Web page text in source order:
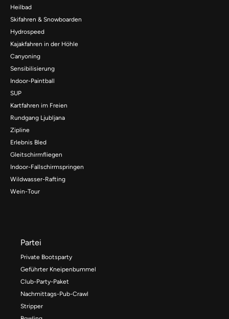
Heilbad
Skifahren & Snowboarden
Hydrospeed
Kajakfahren in der Höhle
Canyoning
Sensibilisierung
Indoor-Paintball
SUP
Kartfahren im Freien
Rundgang Ljubljana
Zipline
Erlebnis Bled
Gleitschirmfliegen
Indoor-Fallschirmspringen
Wildwasser-Rafting
Wein-Tour
Partei
Private Bootsparty
Geführter Kneipenbummel
Club-Party-Paket
Nachmittags-Pub-Crawl
Stripper